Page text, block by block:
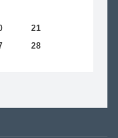
21
28